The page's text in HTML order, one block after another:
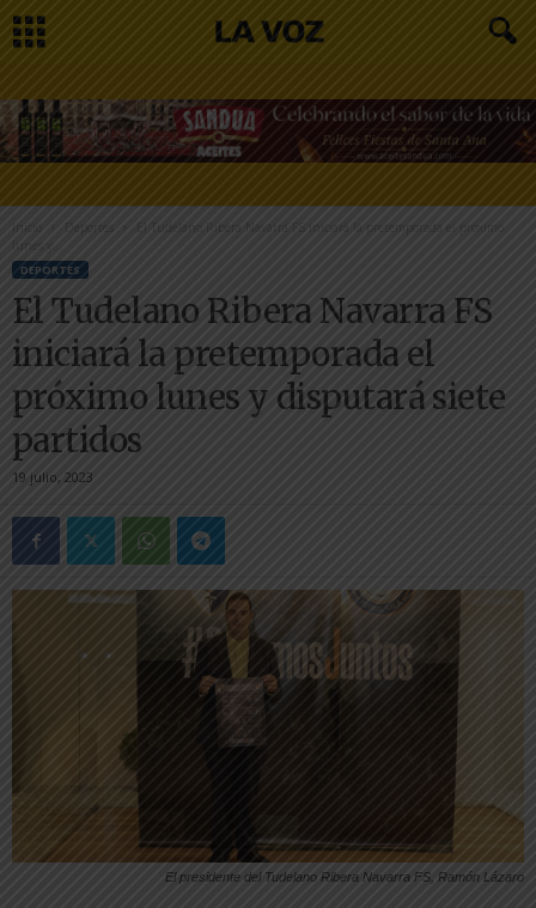
Inicio
El Tudelano Ribera Navarra FS iniciará la pretemporada el próximo
lunes y...
DEPORTES
El Tudelano Ribera Navarra FS
iniciará la pretemporada el
próximo lunes y disputará siete
partidos
19 julio, 2023
El presidente del Tudelano Ribera Navarra FS, Ramón Lázaro